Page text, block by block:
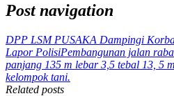
Post navigation
DPP LSM PUSAKA Dampingi
Lapor PolisiPembangunan jalan
panjang 135 m lebar 3,5 tebal 13, 5
kelompok tani.
Related posts